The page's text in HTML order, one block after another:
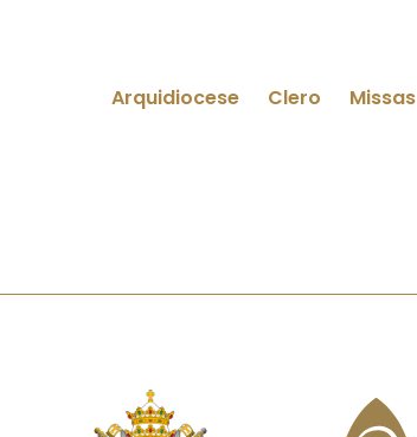
Arquidiocese Clero Missas